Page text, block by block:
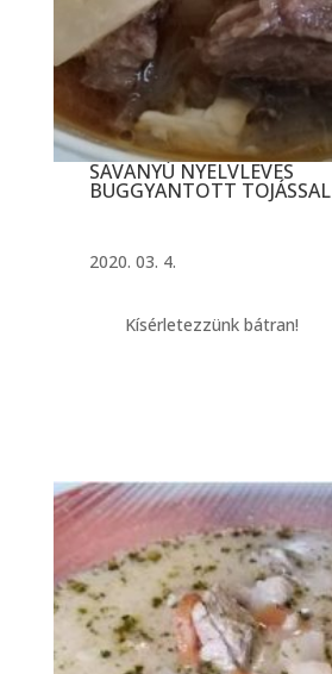
SAVANYÚ NYELVLEVES
BUGGYANTOTT TOJÁSSAL
2020. 03. 4.
Kísérletezzünk bátran!